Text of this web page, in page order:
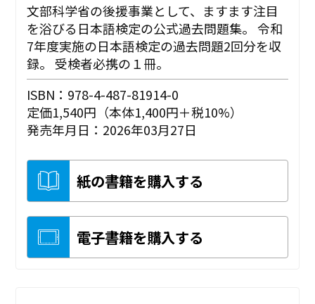
文部科学省の後援事業として、ますます注目
を浴びる日本語検定の公式過去問題集。 令和
7年度実施の日本語検定の過去問題2回分を収
録。 受検者必携の１冊。
ISBN：978-4-487-81914-0
定価1,540円（本体1,400円＋税10%）
発売年月日：2026年03月27日
紙の書籍を購入する
電子書籍を購入する